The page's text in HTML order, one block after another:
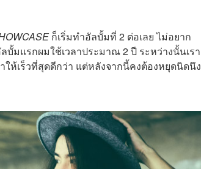
ก็เริ่มทำอัลบั้มที่ 2 ต่อเลย ไม่อยาก
บั้มแรกผมใช้เวลาประมาณ 2 ปี ระหว่างนั้นเรา
ให้เร็วที่สุดดีกว่า แต่หลังจากนี้คงต้องหยุดนิดนึง